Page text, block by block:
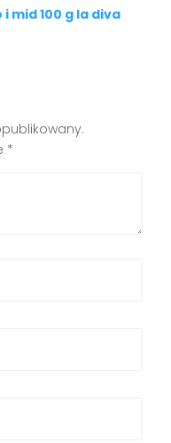
mid 100 g la diva
*